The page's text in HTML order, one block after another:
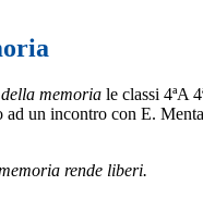
memoria le classi 4ªA
ad un incontro con E.
rende liberi.